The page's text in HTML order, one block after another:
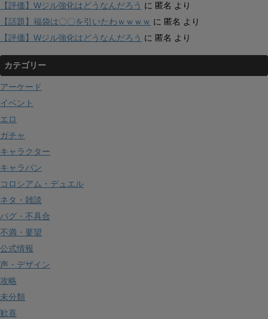
【評価】Wジル強化はどうなんだろう に 匿名 より
【話題】福袋は〇〇を引いたわｗｗｗｗ に 匿名 より
【評価】Wジル強化はどうなんだろう に 匿名 より
カテゴリー
アーケード
イベント
エロ
ガチャ
キャラクター
キャラバン
コロシアム・デュエル
ネタ・雑談
バグ・不具合
不満・要望
公式情報
声・デザイン
攻略
未分類
歓喜